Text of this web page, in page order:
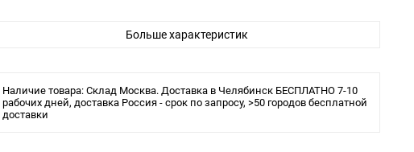
Лампочки в комплекте:Больше характеристик
Наличие товара: Склад Москва. Доставка в Челябинск БЕСПЛАТНО 7-10
рабочих дней, доставка Россия - срок по запросу, >50 городов бесплатной
доставки